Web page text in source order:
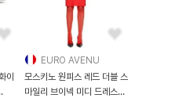
EURO AVENU
모스키노 원피스 레드 더블 스
마일리 브이넥 미디 드레스